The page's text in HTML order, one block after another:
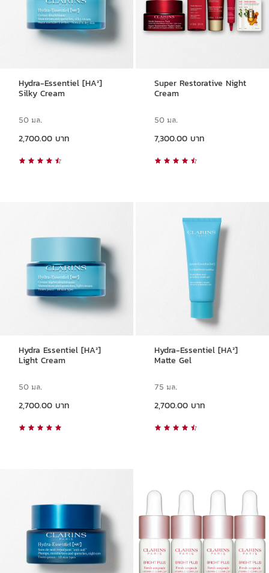
Hydra-Essentiel [HA²]
Silky Cream
50 มล.
2,700.00 บาท
Super Restorative Night
Cream
50 มล.
7,300.00 บาท
Hydra Essentiel [HA²]
Light Cream
50 มล.
2,700.00 บาท
Hydra-Essentiel [HA²]
Matte Gel
75 มล.
2,700.00 บาท